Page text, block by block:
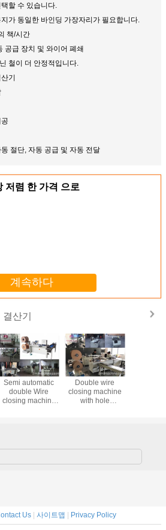
할 수 있습니다.
가 동일한 바인딩 가장자리가 필요합니다.
책/시간
공급 장치 및 와이어 폐쇄
철이 더 안정적입니다.
기
절단, 자동 공급 및 자동 전달
저렴 한 가격 으로
계속하다
산기
Semi automatic
double Wire
closing machine
Double wire
closing machine
with hole
Us | 사이트맵 | Privacy Policy